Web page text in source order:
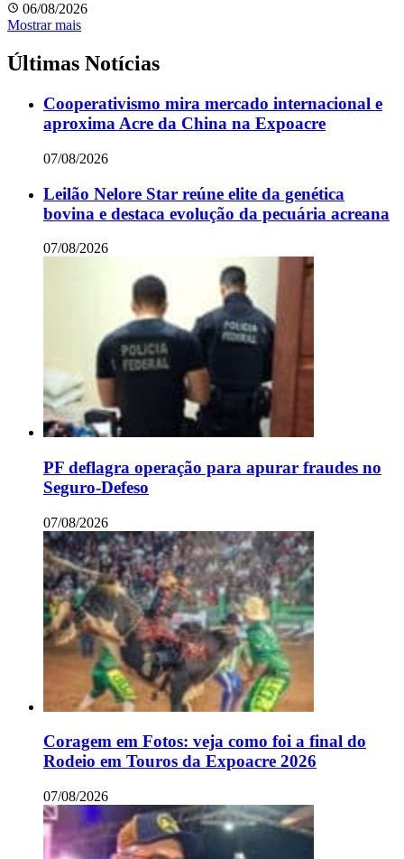
06/08/2026
Mostrar mais
Últimas Notícias
Cooperativismo mira mercado internacional e
aproxima Acre da China na Expoacre
07/08/2026
Leilão Nelore Star reúne elite da genética
bovina e destaca evolução da pecuária acreana
07/08/2026
PF deflagra operação para apurar fraudes no
Seguro-Defeso
07/08/2026
Coragem em Fotos: veja como foi a final do
Rodeio em Touros da Expoacre 2026
07/08/2026